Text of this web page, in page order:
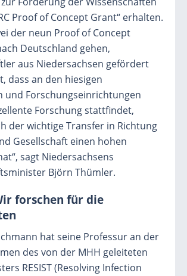
Proof of Concept Grant“ erhalten.
der neun Proof of Concept
Deutschland gehen,
aus Niedersachsen gefördert
dass an den hiesigen
und Forschungseinrichtungen
Forschung stattfindet,
der wichtige Transfer in Richtung
Gesellschaft einen hohen
sagt Niedersachsens
Björn Thümler.
forschen für die
hat seine Professur an der
des von der MHH geleiteten
RESIST (Resolving Infection